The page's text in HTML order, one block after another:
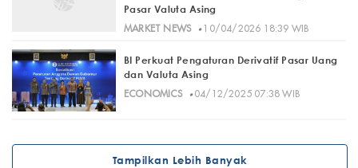
Pasar Valuta Asing
MARKET NEWS· 10/04/2026 18:39 WIB
BI Perkuat Pengaturan Derivatif Pasar Uang
dan Valuta Asing
ECONOMICS· 04/12/2025 07:38 WIB
Tampilkan Lebih Banyak